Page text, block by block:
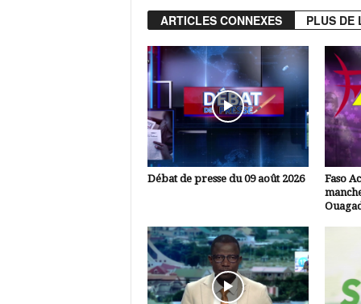
ARTICLES CONNEXES PLUS DE
Débat de presse du 09 août 2026
Faso